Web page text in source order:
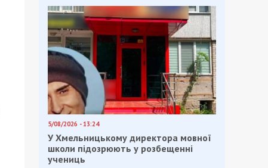
5/08/2026 - 13:24
У Хмельницькому директора мовної
школи підозрюють у розбещенні
учениць